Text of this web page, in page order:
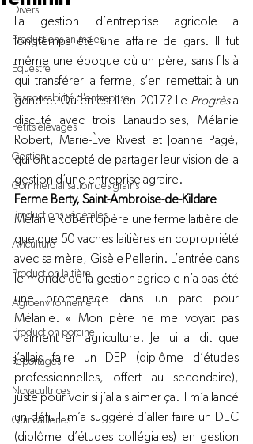
Divers
Productions animales
Équestre
Responsabilité d'entreprise
Petits élevages
Gestion
Commercialisation des grains
Productions végétales
Aviculture
Production laitière
Agroenvironnement
Production porcine
Reportages
Novacultrices
Quincailleries
La gestion d’entreprise agricole a
longtemps été une affaire de gars. Il fut
même une époque où un père, sans fils à
qui transférer la ferme, s’en remettait à un
gendre. Qu’en est-il en 2017? Le Progrès a
discuté avec trois Lanaudoises, Mélanie
Robert, Marie-Ève Rivest et Joanne Pagé,
qui ont accepté de partager leur vision de la
gestion d’une entreprise agraire.
Ferme Berty, Saint-Ambroise-de-Kildare
Mélanie Robert opère une ferme laitière de
quelque 50 vaches laitières en copropriété
avec sa mère, Gisèle Pellerin. L’entrée dans
le monde de la gestion agricole n’a pas été
une promenade dans un parc pour
Mélanie. « Mon père ne me voyait pas
vraiment en agriculture. Je lui ai dit que
j’allais faire un DEP (diplôme d’études
professionnelles, offert au secondaire),
juste pour voir si j’allais aimer ça. Il m’a lancé
un défi. Il m’a suggéré d’aller faire un DEC
(diplôme d’études collégiales) en gestion